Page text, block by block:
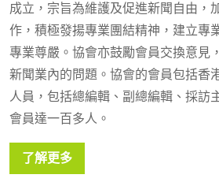
成立，宗旨為維護及促進新聞自由，
作，積極發揚專業團結精神，建立專
專業尊嚴。協會亦鼓勵會員交換意見
新聞業內的問題。協會的會員包括香
人員，包括總編輯、副總編輯、採訪
會員達一百多人。
了解更多